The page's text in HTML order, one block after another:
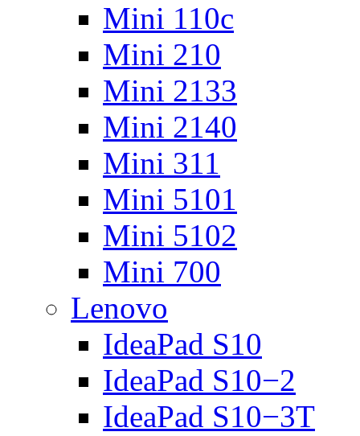
Mini 110c
Mini 210
Mini 2133
Mini 2140
Mini 311
Mini 5101
Mini 5102
Mini 700
Lenovo
IdeaPad S10
IdeaPad S10−2
IdeaPad S10−3T